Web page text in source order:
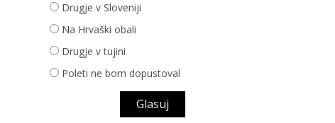
Drugje v Sloveniji
Na Hrvaški obali
Drugje v tujini
Poleti ne bom dopustoval